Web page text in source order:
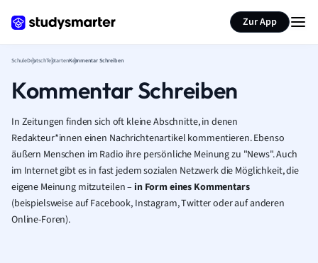
Zur App
SchuleDeutschTextartenKommentar Schreiben
Kommentar Schreiben
In Zeitungen finden sich oft kleine Abschnitte, in denen
Redakteur*innen einen Nachrichtenartikel kommentieren. Ebenso
äußern Menschen im Radio ihre persönliche Meinung zu "News". Auch
im Internet gibt es in fast jedem sozialen Netzwerk die Möglichkeit, die
eigene Meinung mitzuteilen – in Form eines Kommentars
(beispielsweise auf Facebook, Instagram, Twitter oder auf anderen
Online-Foren).
Seite zusammenfassen